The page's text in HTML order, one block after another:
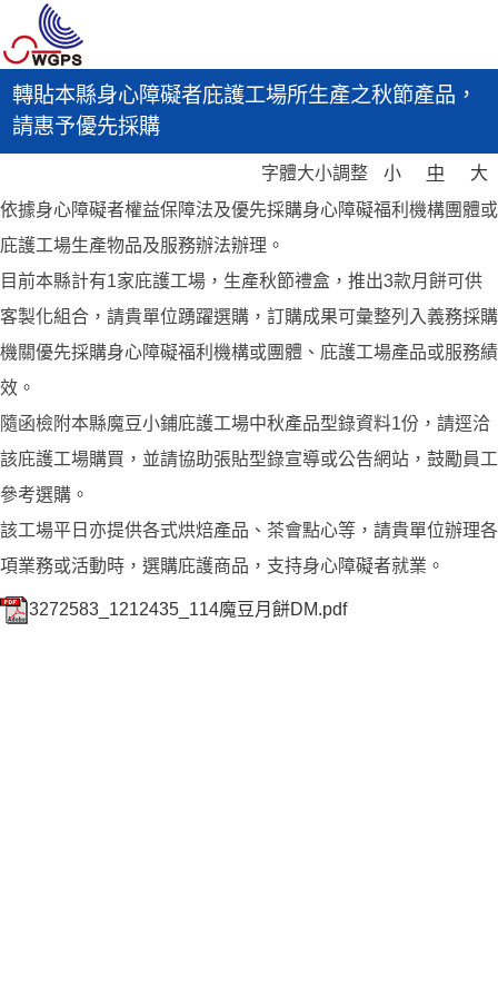
轉貼本縣身心障礙者庇護工場所生產之秋節產品，
請惠予優先採購
字體大小調整 小 中
大
依據身心障礙者權益保障法及優先採購身心障礙福利機構團體或
庇護工場生產物品及服務辦法辦理。
目前本縣計有1家庇護工場，生產秋節禮盒，推出3款月餅可供
客製化組合，請貴單位踴躍選購，訂購成果可彙整列入義務採購
機關優先採購身心障礙福利機構或團體、庇護工場產品或服務績
效。
隨函檢附本縣魔豆小鋪庇護工場中秋產品型錄資料1份，請逕洽
該庇護工場購買，並請協助張貼型錄宣導或公告網站，鼓勵員工
參考選購。
該工場平日亦提供各式烘焙產品、茶會點心等，請貴單位辦理各
項業務或活動時，選購庇護商品，支持身心障礙者就業。
3272583_1212435_114魔豆月餅DM.pdf